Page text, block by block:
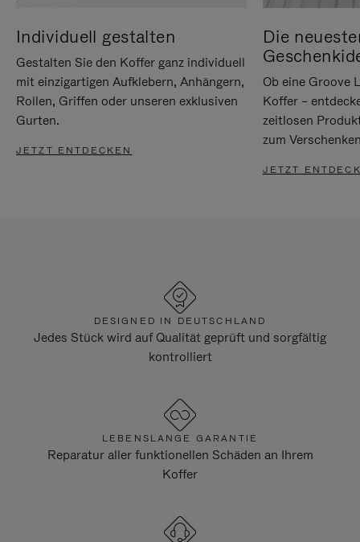
Individuell gestalten
Gestalten Sie den Koffer ganz individuell
mit einzigartigen Aufklebern, Anhängern,
Rollen, Griffen oder unseren exklusiven
Gurten.
JETZT ENTDECKEN
Die
Ob eine Groove
Koffer –
zeitlosen
zum
JETZT
DESIGNED IN DEUTSCHLAND
Jedes Stück wird auf Qualität geprüft und sorgfältig
kontrolliert
LEBENSLANGE GARANTIE
Reparatur aller funktionellen Schäden an Ihrem
Koffer